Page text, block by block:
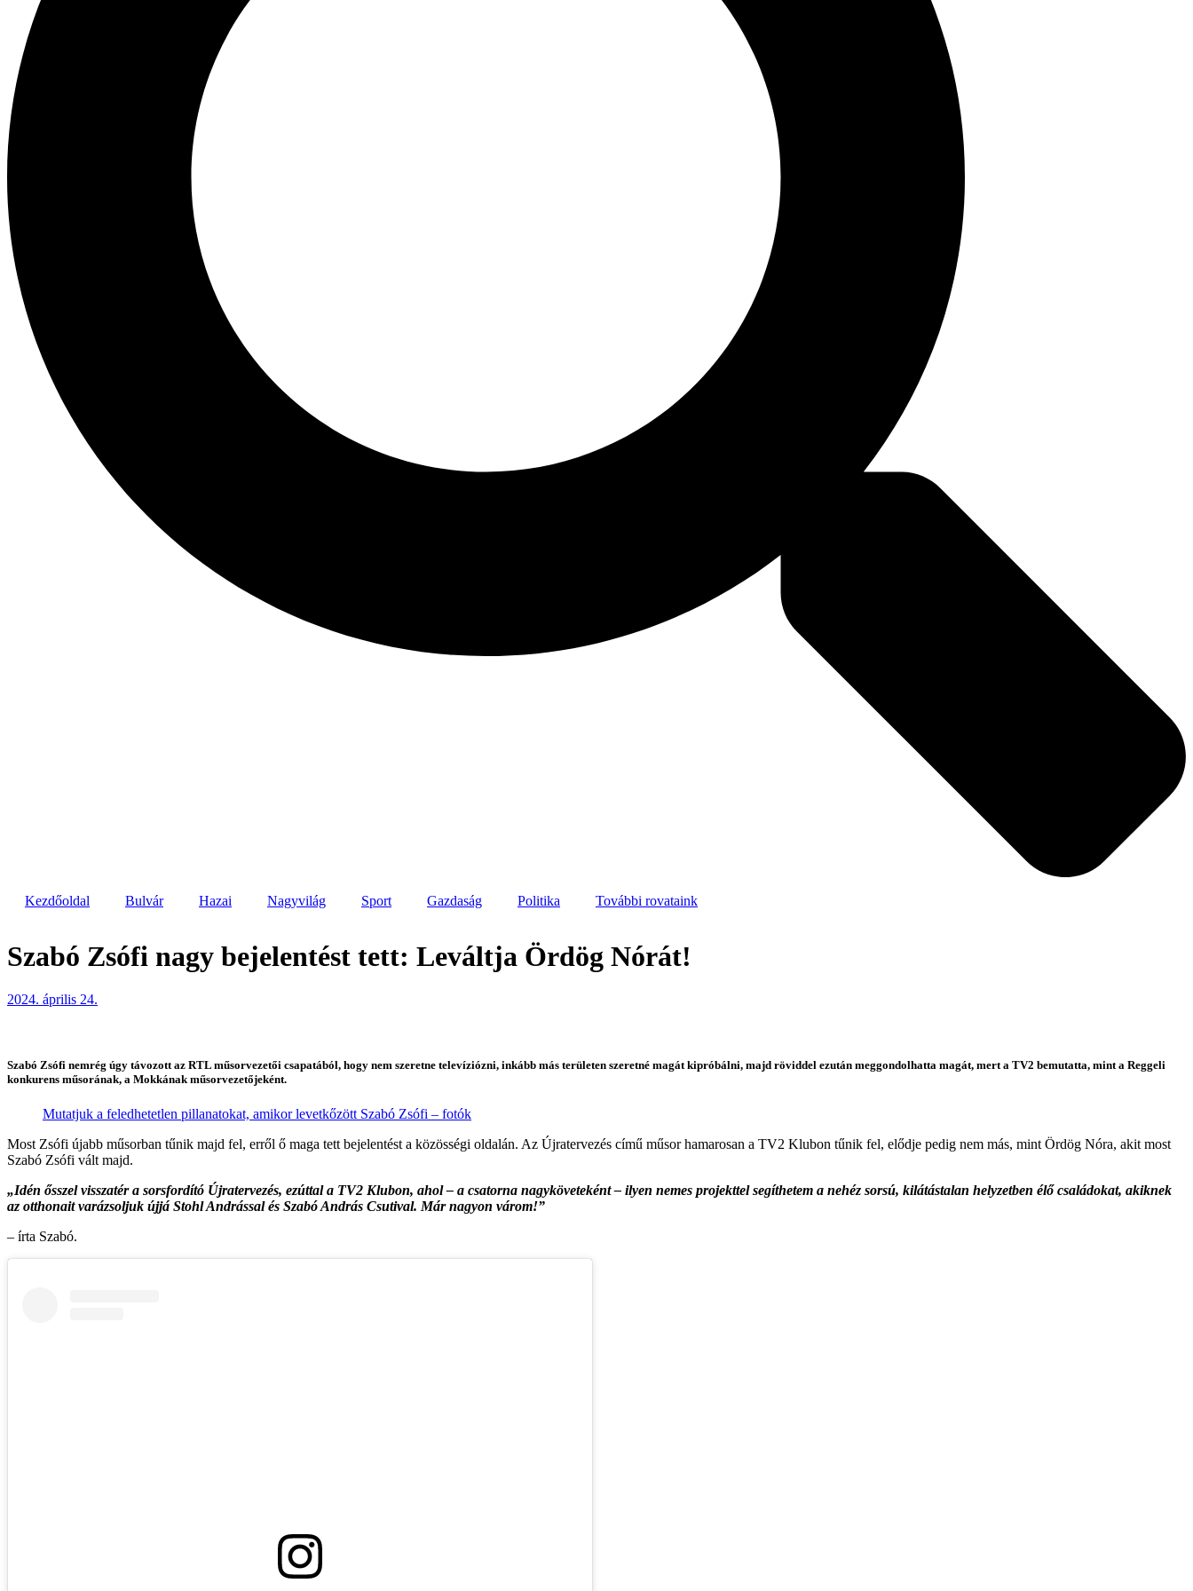
Kezdőoldal Bulvár Hazai Nagyvilág Sport Gazdaság Politika További rovataink
Szabó Zsófi nagy bejelentést tett: Leváltja Ördög Nórát!
2024. április 24.
Szabó Zsófi nemrég úgy távozott az RTL műsorvezetői csapatából, hogy nem szeretne televíziózni, inkább más területen szeretné magát kipróbálni, majd röviddel ezután meggondolhatta magát, mert a TV2 bemutatta, mint a Reggeli
konkurens műsorának, a Mokkának műsorvezetőjeként.
Mutatjuk a feledhetetlen pillanatokat, amikor levetkőzött Szabó Zsófi – fotók
Most Zsófi újabb műsorban tűnik majd fel, erről ő maga tett bejelentést a közösségi oldalán. Az Újratervezés című műsor hamarosan a TV2 Klubon tűnik fel, elődje pedig nem más, mint Ördög Nóra, akit most
Szabó Zsófi vált majd.
Idén ősszel visszatér a sorsfordító Újratervezés, ezúttal a TV2 Klubon, ahol – a csatorna nagyköveteként – ilyen nemes projekttel segíthetem a nehéz sorsú, kilátástalan helyzetben élő családokat, akiknek
az otthonait varázsoljuk újjá Stohl Andrással és Szabó András Csutival. Már nagyon várom!
– írta Szabó.